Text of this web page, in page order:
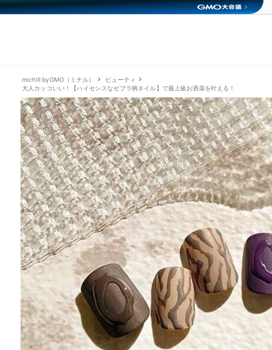
michill byGMO（ミチル）
ビューティ
大人カッコいい！【ハイセンスなゼブラ柄ネイル】で最上級お洒落を叶える！